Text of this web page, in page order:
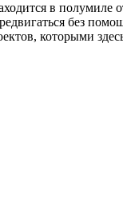
в
без
которыми